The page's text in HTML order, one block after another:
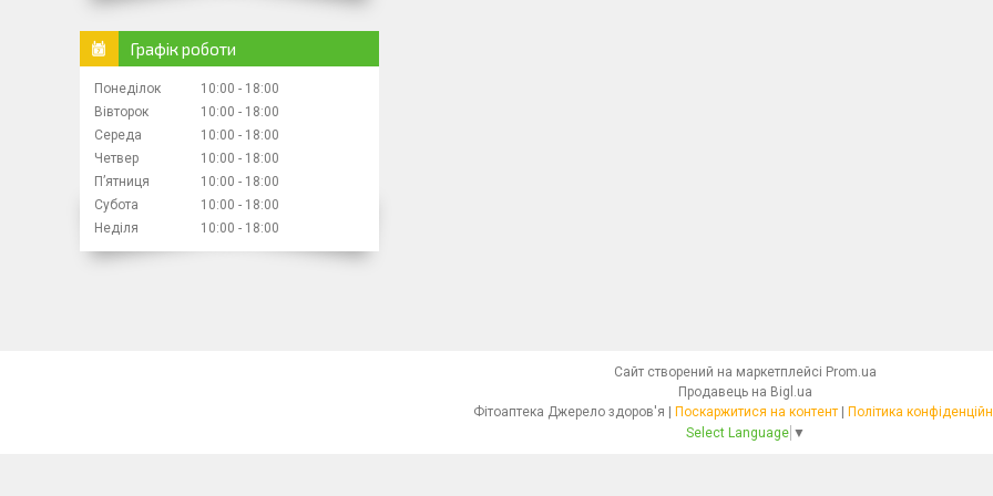
Графік роботи
Понеділок 10:00
18:00
Вівторок
10:00
18:00
Середа
10:00
18:00
Четвер
10:00
18:00
Пʼятниця
10:00
18:00
Субота
10:00
18:00
Неділя
10:00 18:00
Сайт створений на маркетплейсі Prom.ua
Продавець на Bigl.ua
Поскаржитися на контент
Політика
Select Language ▼